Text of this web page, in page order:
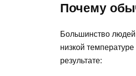
Почему
Большинство
низкой
результате: